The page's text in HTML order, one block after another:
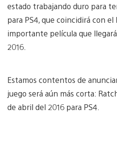
estado trabajando duro para
para PS4, que coincidirá con
importante película que
2016.
Estamos contentos de
juego será aún más corta:
de abril del 2016 para PS4.